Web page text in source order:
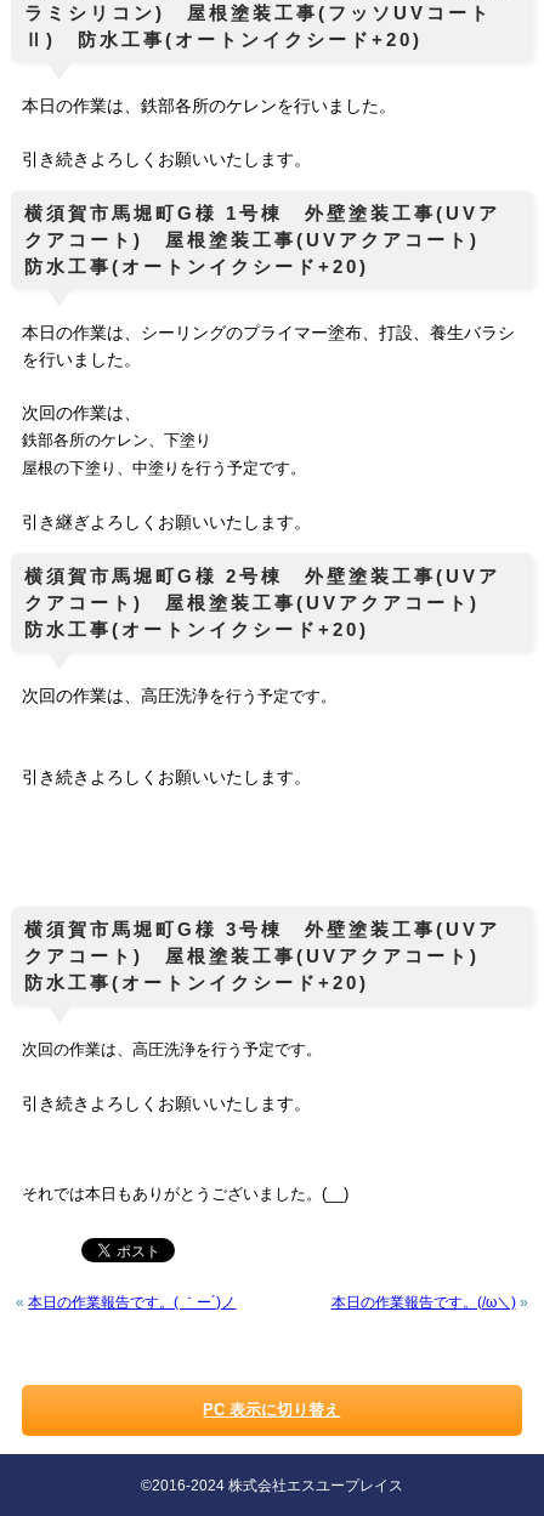
ラミシリコン) 屋根塗装工事(フッソUVコート
Ⅱ) 防水工事(オートンイクシード+20)
本日の作業は、鉄部各所のケレンを行いました。
引き続きよろしくお願いいたします。
横須賀市馬堀町G様 1号棟 外壁塗装工事(UVア
クアコート) 屋根塗装工事(UVアクアコート)
防水工事(オートンイクシード+20)
本日の作業は、シーリングのプライマー塗布、打設、養生バラシ
を行いました。
次回の作業は、
鉄部各所のケレン、下塗り
屋根の下塗り、中塗りを行う予定です。
引き継ぎよろしくお願いいたします。
横須賀市馬堀町G様 2号棟 外壁塗装工事(UVア
クアコート) 屋根塗装工事(UVアクアコート)
防水工事(オートンイクシード+20)
次回の作業は、高圧洗浄を行う予定です。
引き続きよろしくお願いいたします。
横須賀市馬堀町G様 3号棟 外壁塗装工事(UVア
クアコート) 屋根塗装工事(UVアクアコート)
防水工事(オートンイクシード+20)
次回の作業は、高圧洗浄を行う予定です。
引き続きよろしくお願いいたします。
それでは本日もありがとうございました。(__)
«本日の作業報告です。( ｀ー´)ノ 本日の作業報告です。(/ω＼)»
PC 表示に切り替え
©2016-2024 株式会社エスユープレイス